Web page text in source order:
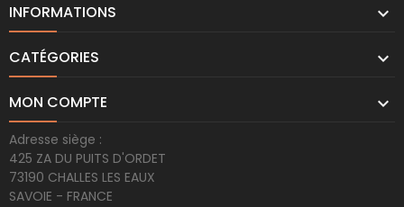
INFORMATIONS 
CATÉGORIES 
MON COMPTE 
Adresse siège :
425 ZA DU PUITS D'ORDET
73190 CHALLES LES EAUX
SAVOIE - FRANCE